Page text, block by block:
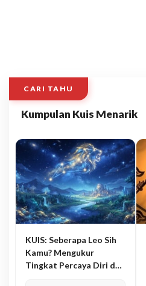
CARI TAHU
Kumpulan Kuis Menarik
KUIS: Seberapa Leo Sih
Kamu? Mengukur
Tingkat Percaya Diri dan